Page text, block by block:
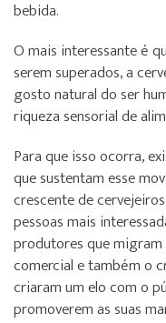
bebida.
O mais interessante é
serem superados, a
gosto natural do ser
riqueza sensorial de
Para que isso ocorra,
que sustentam esse
crescente de
pessoas mais
produtores que
comercial e também o
criaram um elo com o
promoverem as suas